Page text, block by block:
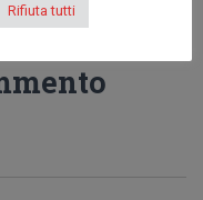
Rifiuta tutti